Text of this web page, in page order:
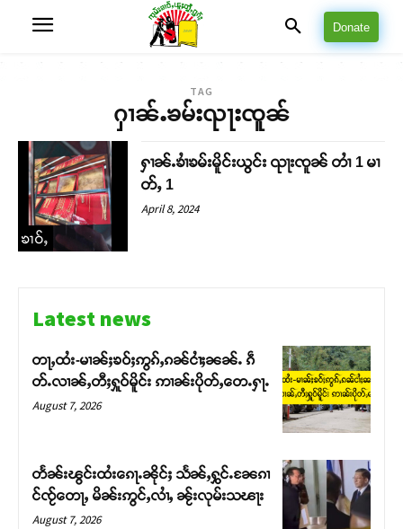
Donate
TAG
ႁၢၼ်ႉၶမ်းၺႃးၸူၼ်
ၶၢဝ်ႇ
ႁၢၼ်ႉၶၢႆၶမ်းမိူင်းယွင်း ၺႃးၸူၼ် တၢႆ 1 မၢ
တ်ႇ 1
April 8, 2024
Latest news
တႃႇထႆး-မၢၼ်ႈၶဝ်ႈဢွၵ်ႇၵၼ်ငၢႆႈၼၼ်ႉ ၵဵ
တ်ႉလၢၼ်ႇတီႈႁူဝ်မိူင်း ဢၢၼ်းပိုတ်ႇတေႉႁႃႉ
August 7, 2026
တႅၼ်းၽွင်းထႆးၵေႃႉၼိုင်ႈ သႅၼ်ႇႁွင်ႉၼႄၵၢ
င်ၸႂ်တေႃႇ မိၼ်းဢွင်ႇလၢႆႇ ၼႂ်းလုမ်းသၽႃး
August 7, 2026